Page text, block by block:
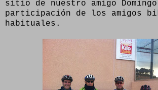
sitio de nuestro amigo
participación de los amigos
habituales.